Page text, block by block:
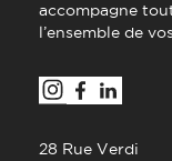
accompagne
l’ensemble de
28 Rue Verdi